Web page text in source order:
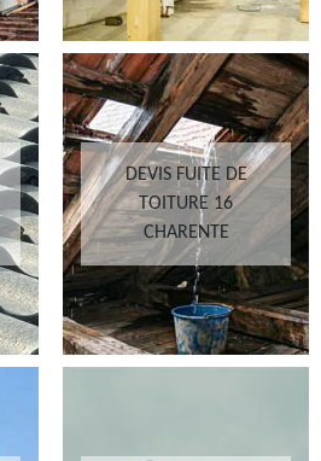
DEVIS FUITE DE
TOITURE 16
CHARENTE